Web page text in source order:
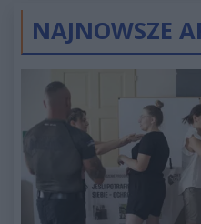
NAJNOWSZE